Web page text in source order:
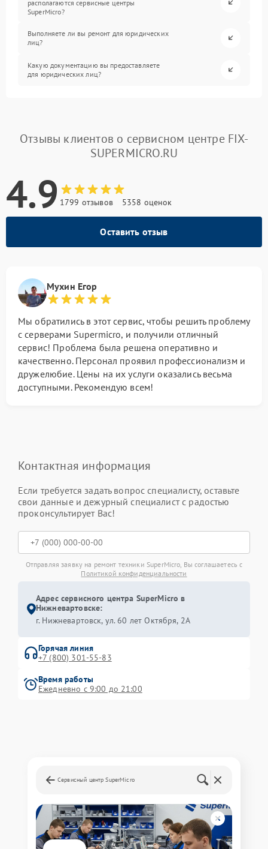
располагаются сервисные центры
SuperMicro?
Выполняете ли вы ремонт для юридических
лиц?
Какую документацию вы предоставляете
для юридических лиц?
Отзывы клиентов о сервисном центре FIX-
SUPERMICRO.RU
4.9 1799 отзывов 5358 оценок
Оставить отзыв
Мухин Егор
Мы обратились в этот сервис, чтобы решить проблему
с серверами Supermicro, и получили отличный
сервис! Проблема была решена оперативно и
качественно. Персонал проявил профессионализм и
дружелюбие. Цены на их услуги оказались весьма
доступными. Рекомендую всем!
Контактная информация
Если требуется задать вопрос специалисту, оставьте
свои данные и дежурный специалист с радостью
проконсультирует Вас!
Отправляя заявку на ремонт техники SuperMicro, Вы соглашаетесь с
Политикой конфиденциальности
Адрес сервисного центра SuperMicro в
Нижневартовске:
г. Нижневартовск, ул. 60 лет Октября, 2А
Горячая линия
+7 (800) 301-55-83
Время работы
Ежедневно с 9:00 до 21:00
Сервисный центр SuperMicro